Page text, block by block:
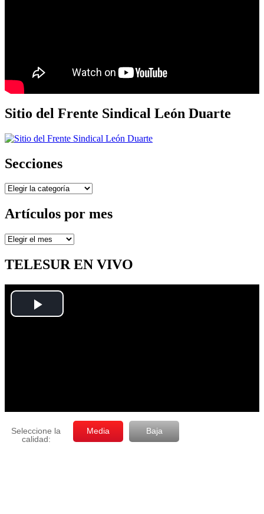
Sitio del Frente Sindical León Duarte
Secciones
Secciones
Artículos por mes
Artículos
mes
TELESUR EN VIVO